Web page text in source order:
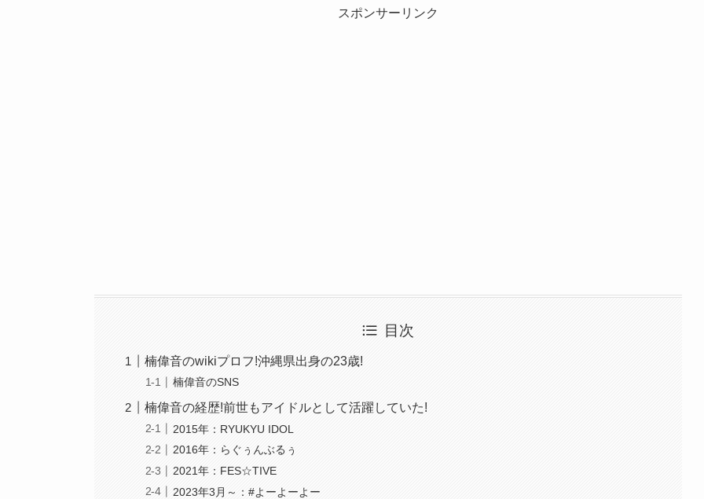
スポンサーリンク
目次
楠偉音のwikiプロフ!沖縄県出身の23歳!
楠偉音のSNS
楠偉音の経歴!前世もアイドルとして活躍していた!
2015年：RYUKYU IDOL
2016年：らぐぅんぶるぅ
2021年：FES☆TIVE
2023年3月～：#よーよーよー